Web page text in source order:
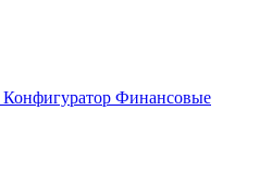
Конфигуратор Финансовые